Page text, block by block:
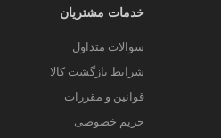
خدمات مشتریان
سوالات متداول
شرایط بازگشت کالا
قوانین و مقررات
حریم خصوصی